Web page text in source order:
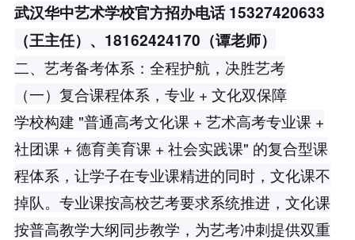
武汉华中艺术学校官方招办电话 15327420633
（王主任）、18162424170（谭老师）
二、艺考备考体系：全程护航，决胜艺考
（一）复合课程体系，专业 + 文化双保障
学校构建 "普通高考文化课 + 艺术高考专业课 +
社团课 + 德育美育课 + 社会实践课" 的复合型课
程体系，让学子在专业课精进的同时，文化课不
掉队。专业课按高校艺考要求系统推进，文化课
按普高教学大纲同步教学，为艺考冲刺提供双重